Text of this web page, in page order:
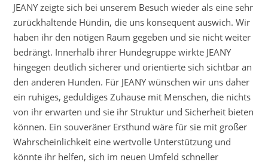
JEANY zeigte sich bei unserem Besuch wieder als eine sehr
zurückhaltende Hündin, die uns konsequent auswich. Wir
haben ihr den nötigen Raum gegeben und sie nicht weiter
bedrängt. Innerhalb ihrer Hundegruppe wirkte JEANY
hingegen deutlich sicherer und orientierte sich sichtbar an
den anderen Hunden. Für JEANY wünschen wir uns daher
ein ruhiges, geduldiges Zuhause mit Menschen, die nichts
von ihr erwarten und sie ihr Struktur und Sicherheit bieten
können. Ein souveräner Ersthund wäre für sie mit großer
Wahrscheinlichkeit eine wertvolle Unterstützung und
könnte ihr helfen, sich im neuen Umfeld schneller